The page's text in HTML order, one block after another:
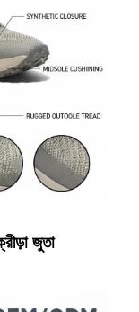
জুতা